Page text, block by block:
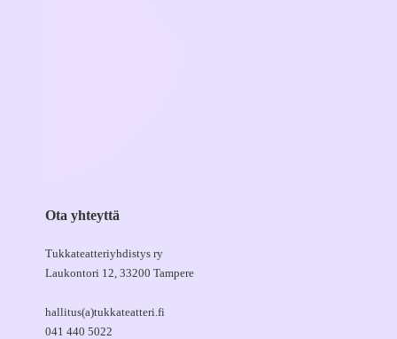
Ota yhteyttä
Tukkateatteriyhdistys ry
Laukontori 12, 33200 Tampere
hallitus(a)tukkateatteri.fi
041 440 5022